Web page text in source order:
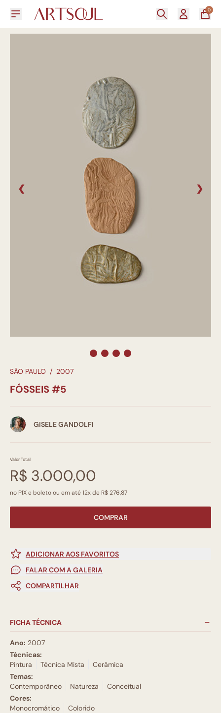
0
❮ ❯
SÃO PAULO / 2007
FÓSSEIS #5
GISELE GANDOLFI
Valor Total
R$ 3.000,00
no PIX e boleto ou em até 12x de R$ 276,87
COMPRAR
ADICIONAR AOS FAVORITOS
FALAR COM A GALERIA
COMPARTILHAR
FICHA TÉCNICA
Ano: 2007
Técnicas:
Pintura
Técnica Mista
Cerâmica
Temas:
Contemporâneo
Natureza
Conceitual
Cores:
Monocromático
Colorido